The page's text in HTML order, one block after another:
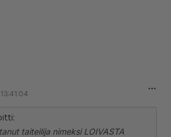
taiteilija nimeksi LOIVASTA